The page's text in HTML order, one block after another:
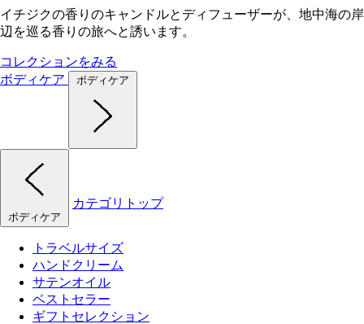
イチジクの香りのキャンドルとディフューザーが、地中海の岸
辺を巡る香りの旅へと誘います。
コレクションをみる
ボディケア
ボディケア
ボディケア
カテゴリトップ
トラベルサイズ
ハンドクリーム
サテンオイル
ベストセラー
ギフトセレクション